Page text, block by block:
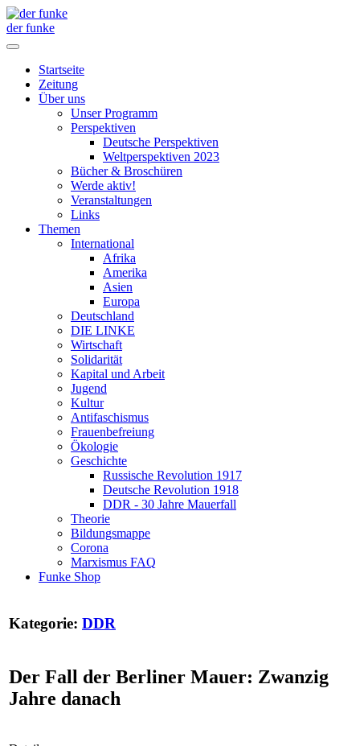
der funke
Startseite
Zeitung
Über uns
Unser Programm
Perspektiven
Deutsche Perspektiven
Weltperspektiven 2023
Bücher & Broschüren
Werde aktiv!
Veranstaltungen
Links
Themen
International
Afrika
Amerika
Asien
Europa
Deutschland
DIE LINKE
Wirtschaft
Solidarität
Kapital und Arbeit
Jugend
Kultur
Antifaschismus
Frauenbefreiung
Ökologie
Geschichte
Russische Revolution 1917
Deutsche Revolution 1918
DDR - 30 Jahre Mauerfall
Theorie
Bildungsmappe
Corona
Marxismus FAQ
Funke Shop
Kategorie: DDR
Der Fall der Berliner Mauer: Zwanzig
Jahre danach